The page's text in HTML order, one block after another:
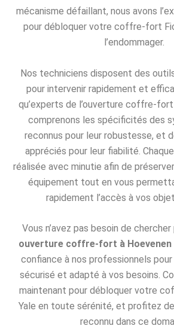
mécanisme défaillant, nous avons
pour débloquer votre coffre-fort
l’endommager.
Nos techniciens disposent des
pour intervenir rapidement et
qu’experts de l’ouverture coffre-fort
comprenons les spécificités des
reconnus pour leur robustesse, et
appréciés pour leur fiabilité.
réalisée avec minutie afin de
équipement tout en vous
rapidement l’accès à vos
Vous n’avez pas besoin de
ouverture coffre-fort à Hoevenen
confiance à nos professionnels pour
sécurisé et adapté à vos besoins.
maintenant pour débloquer votre
Yale en toute sérénité, et profitez
reconnu dans ce